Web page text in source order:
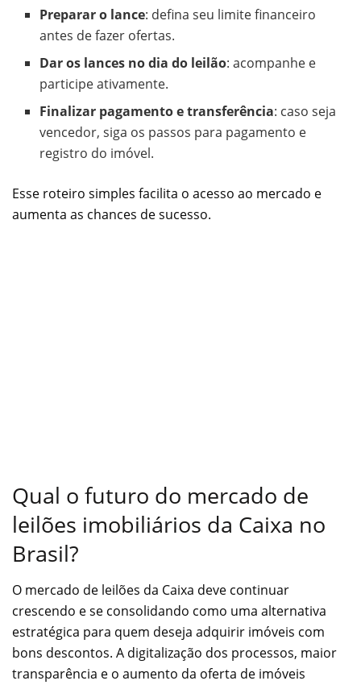
Preparar o lance: defina seu limite financeiro
antes de fazer ofertas.
Dar os lances no dia do leilão: acompanhe e
participe ativamente.
Finalizar pagamento e transferência: caso seja
vencedor, siga os passos para pagamento e
registro do imóvel.
Esse roteiro simples facilita o acesso ao mercado e
aumenta as chances de sucesso.
Qual o futuro do mercado de
leilões imobiliários da Caixa no
Brasil?
O mercado de leilões da Caixa deve continuar
crescendo e se consolidando como uma alternativa
estratégica para quem deseja adquirir imóveis com
bons descontos. A digitalização dos processos, maior
transparência e o aumento da oferta de imóveis